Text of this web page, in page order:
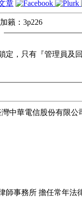
籟：3p226
定，只有『管理員及
灣中華電信股份有限公
師事務所 擔任常年法